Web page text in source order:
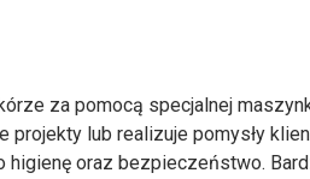
za pomocą specjalnej
projekty lub realizuje pomysły
higienę oraz bezpieczeństwo.